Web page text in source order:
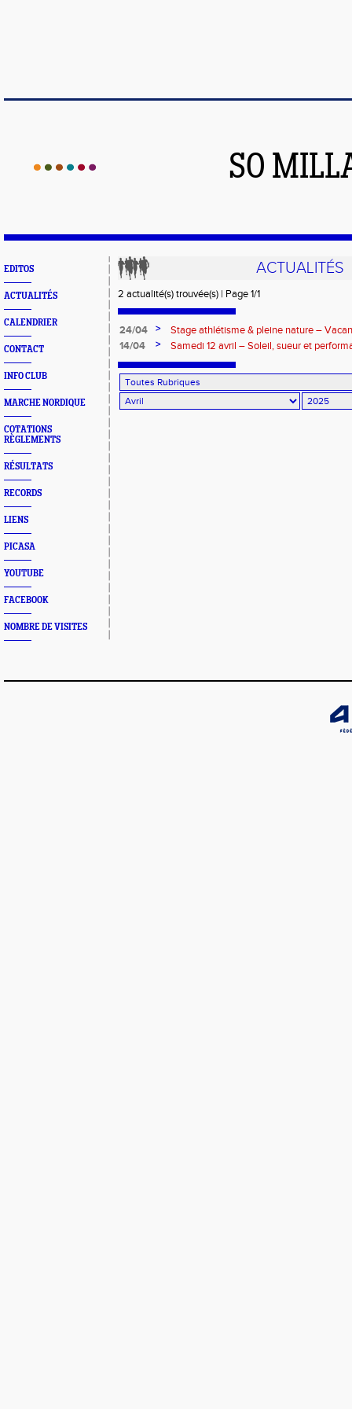
SO
EDITOS
ACTUALITÉS
CALENDRIER
CONTACT
INFO CLUB
MARCHE NORDIQUE
COTATIONS
RÈGLEMENTS
RÉSULTATS
RECORDS
LIENS
PICASA
YOUTUBE
FACEBOOK
NOMBRE DE VISITES
ACTUALITÉS
2 actualité(s) trouvée(s) | Page 1/1
24/04 >
Stage athlétisme & pleine nature –
14/04
>
Samedi 12 avril – Soleil, sueur et